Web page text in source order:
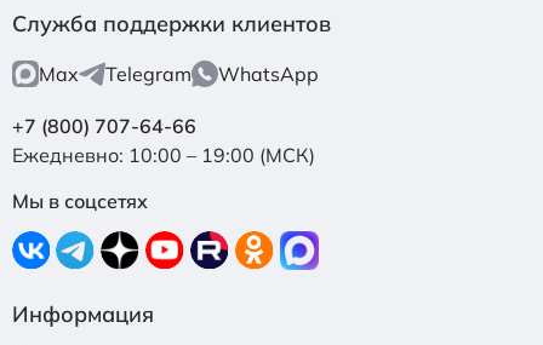
Служба поддержки клиентов
Max Telegram WhatsApp
+7 (800) 707-64-66
Ежедневно: 10:00 – 19:00 (МСК)
Мы в соцсетях
Информация